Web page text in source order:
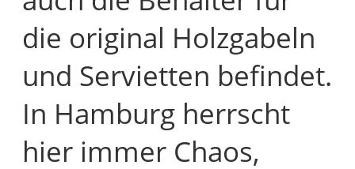
die original Holzgabeln
und Servietten befindet.
In Hamburg herrscht
hier immer Chaos,